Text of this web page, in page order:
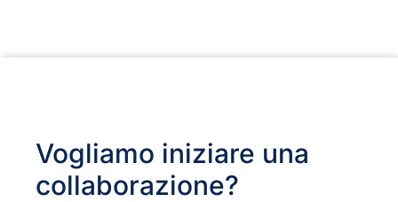
Vogliamo iniziare una
collaborazione?